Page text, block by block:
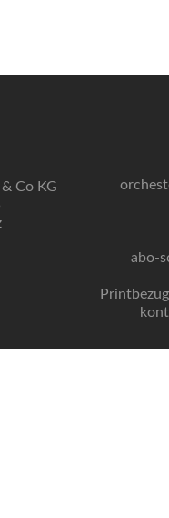
Co KG
abo-